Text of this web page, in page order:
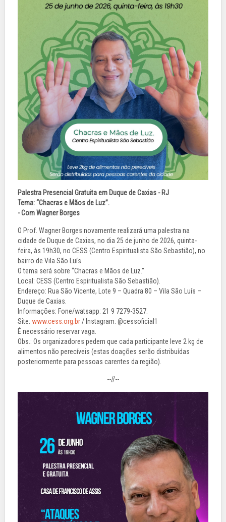
Palestra Presencial Gratuita em Duque de Caxias - RJ
Tema: “Chacras e Mãos de Luz”.
- Com Wagner Borges
O Prof. Wagner Borges novamente realizará uma palestra na
cidade de Duque de Caxias, no dia 25 de junho de 2026, quinta-
feira, às 19h30, no CESS (Centro Espiritualista São Sebastião), no
bairro de Vila São Luís.
O tema será sobre “Chacras e Mãos de Luz.”
Local: CESS (Centro Espiritualista São Sebastião).
Endereço: Rua São Vicente, Lote 9 – Quadra 80 – Vila São Luís –
Duque de Caxias.
Informações: Fone/watsapp: 21 9 7279-3527.
Site: www.cess.org.br/ Instagram: @cessoficial1
É necessário reservar vaga.
Obs.: Os organizadores pedem que cada participante leve 2 kg de
alimentos não perecíveis (estas doações serão distribuídas
posteriormente para pessoas carentes da região).
--//--